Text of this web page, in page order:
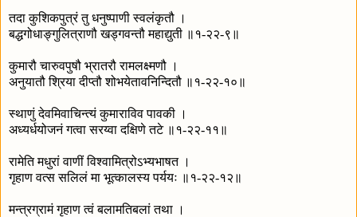
तदा कुशिकपुत्रं तु धनुष्पाणी स्वलंकृतौ ।
बद्धगोधाङ्गुलित्राणौ खड्गवन्तौ महाद्युती ॥१-२२-९॥
कुमारौ चारुवपुषौ भ्रातरौ रामलक्ष्मणौ ।
अनुयातौ श्रिया दीप्तौ शोभयेतावनिन्दितौ ॥१-२२-१०॥
स्थाणुं देवमिवाचिन्त्यं कुमाराविव पावकी ।
अध्यर्धयोजनं गत्वा सरय्वा दक्षिणे तटे ॥१-२२-११॥
रामेति मधुरां वाणीं विश्वामित्रोऽभ्यभाषत ।
गृहाण वत्स सलिलं मा भूत्कालस्य पर्ययः ॥१-२२-१२॥
मन्त्रग्रामं गृहाण त्वं बलामतिबलां तथा ।